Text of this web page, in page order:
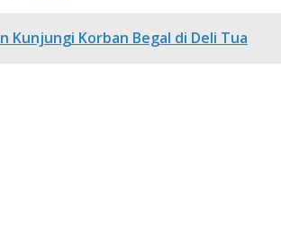
Kunjungi Korban Begal di Deli Tua